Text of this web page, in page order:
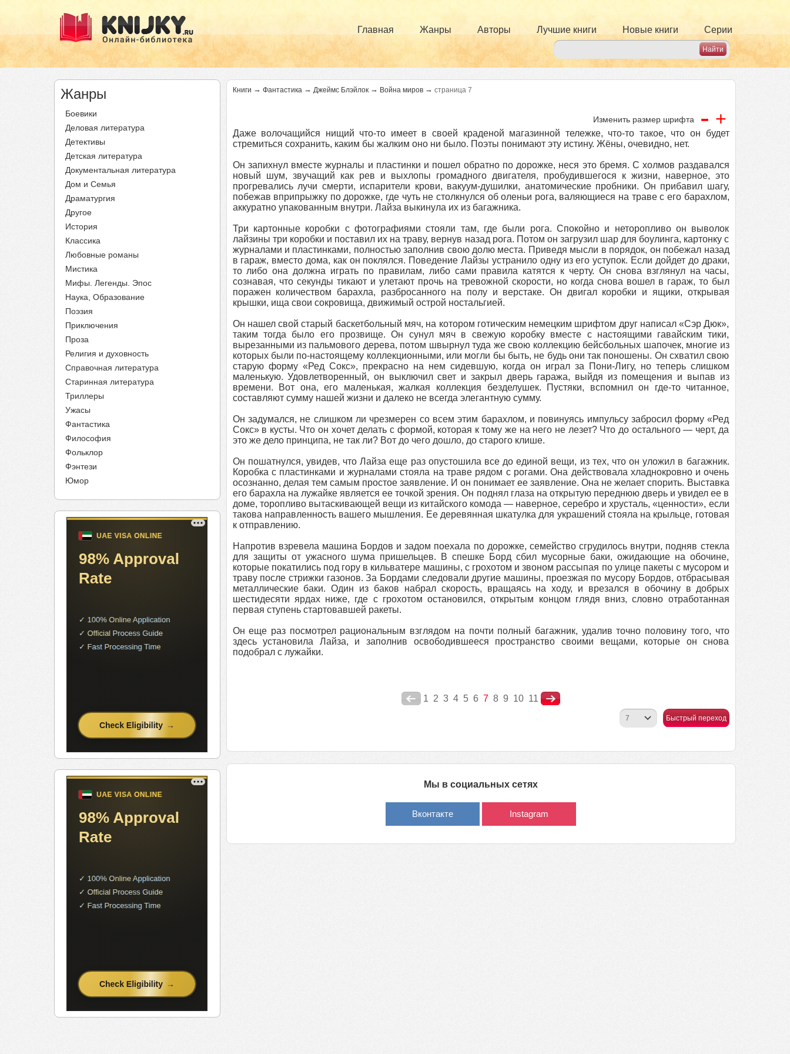
Главная Жанры Авторы Лучшие книги Новые книги Серии
Жанры
Боевики
Деловая литература
Детективы
Детская литература
Документальная литература
Дом и Семья
Драматургия
Другое
История
Классика
Любовные романы
Мистика
Мифы. Легенды. Эпос
Наука, Образование
Поэзия
Приключения
Проза
Религия и духовность
Справочная литература
Старинная литература
Триллеры
Ужасы
Фантастика
Философия
Фольклор
Фэнтези
Юмор
Книги → Фантастика → Джеймс Блэйлок → Война миров → страница 7
Изменить размер шрифта - +
Даже волочащийся нищий что-то имеет в своей краденой магазинной тележке, что-то такое, что он будет
стремиться сохранить, каким бы жалким оно ни было. Поэты понимают эту истину. Жёны, очевидно, нет.
Он запихнул вместе журналы и пластинки и пошел обратно по дорожке, неся это бремя. С холмов раздавался
новый шум, звучащий как рев и выхлопы громадного двигателя, пробудившегося к жизни, наверное, это
прогревались лучи смерти, испарители крови, вакуум-душилки, анатомические пробники. Он прибавил шагу,
побежав вприпрыжку по дорожке, где чуть не столкнулся об оленьи рога, валяющиеся на траве с его барахлом,
аккуратно упакованным внутри. Лайза выкинула их из багажника.
Три картонные коробки с фотографиями стояли там, где были рога. Спокойно и неторопливо он выволок
лайзины три коробки и поставил их на траву, вернув назад рога. Потом он загрузил шар для боулинга, картонку с
журналами и пластинками, полностью заполнив свою долю места. Приведя мысли в порядок, он побежал назад
в гараж, вместо дома, как он поклялся. Поведение Лайзы устранило одну из его уступок. Если дойдет до драки,
то либо она должна играть по правилам, либо сами правила катятся к черту. Он снова взглянул на часы,
сознавая, что секунды тикают и улетают прочь на тревожной скорости, но когда снова вошел в гараж, то был
поражен количеством барахла, разбросанного на полу и верстаке. Он двигал коробки и ящики, открывая
крышки, ища свои сокровища, движимый острой ностальгией.
Он нашел свой старый баскетбольный мяч, на котором готическим немецким шрифтом друг написал «Сэр Дюк»,
таким тогда было его прозвище. Он сунул мяч в свежую коробку вместе с настоящими гавайским тики,
вырезанными из пальмового дерева, потом швырнул туда же свою коллекцию бейсбольных шапочек, многие из
которых были по-настоящему коллекционными, или могли бы быть, не будь они так поношены. Он схватил свою
старую форму «Ред Сокс», прекрасно на нем сидевшую, когда он играл за Пони-Лигу, но теперь слишком
маленькую. Удовлетворенный, он выключил свет и закрыл дверь гаража, выйдя из помещения и выпав из
времени. Вот она, его маленькая, жалкая коллекция безделушек. Пустяки, вспомнил он где-то читанное,
составляют сумму нашей жизни и далеко не всегда элегантную сумму.
Он задумался, не слишком ли чрезмерен со всем этим барахлом, и повинуясь импульсу забросил форму «Ред
Сокс» в кусты. Что он хочет делать с формой, которая к тому же на него не лезет? Что до остального — черт, да
это же дело принципа, не так ли? Вот до чего дошло, до старого клише.
Он пошатнулся, увидев, что Лайза еще раз опустошила все до единой вещи, из тех, что он уложил в багажник.
Коробка с пластинками и журналами стояла на траве рядом с рогами. Она действовала хладнокровно и очень
осознанно, делая тем самым простое заявление. И он понимает ее заявление. Она не желает спорить. Выставка
его барахла на лужайке является ее точкой зрения. Он поднял глаза на открытую переднюю дверь и увидел ее в
доме, торопливо вытаскивающей вещи из китайского комода — наверное, серебро и хрусталь, «ценности», если
такова направленность вашего мышления. Ее деревянная шкатулка для украшений стояла на крыльце, готовая
к отправлению.
Напротив взревела машина Бордов и задом поехала по дорожке, семейство сгрудилось внутри, подняв стекла
для защиты от ужасного шума пришельцев. В спешке Борд сбил мусорные баки, ожидающие на обочине,
которые покатились под гору в кильватере машины, с грохотом и звоном рассыпая по улице пакеты с мусором и
траву после стрижки газонов. За Бордами следовали другие машины, проезжая по мусору Бордов, отбрасывая
металлические баки. Один из баков набрал скорость, вращаясь на ходу, и врезался в обочину в добрых
шестидесяти ярдах ниже, где с грохотом остановился, открытым концом глядя вниз, словно отработанная
первая ступень стартовавшей ракеты.
Он еще раз посмотрел рациональным взглядом на почти полный багажник, удалив точно половину того, что
здесь установила Лайза, и заполнив освободившееся пространство своими вещами, которые он снова
подобрал с лужайки.
1 2 3 4 5 6 7 8 9 10 11
Быстрый переход
Мы в социальных сетях
Вконтакте Instagram